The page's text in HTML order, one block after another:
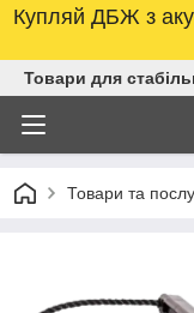
Купляй ДБЖ з
Товари для
Товари та